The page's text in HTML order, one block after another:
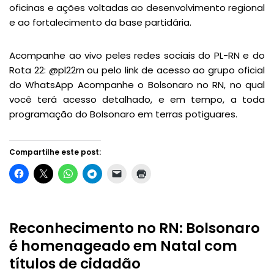
oficinas e ações voltadas ao desenvolvimento regional
e ao fortalecimento da base partidária.
Acompanhe ao vivo peles redes sociais do PL-RN e do
Rota 22: @pl22rn ou pelo link de acesso ao grupo oficial
do WhatsApp Acompanhe o Bolsonaro no RN, no qual
você terá acesso detalhado, e em tempo, a toda
programação do Bolsonaro em terras potiguares.
Compartilhe este post:
Reconhecimento no RN: Bolsonaro
é homenageado em Natal com
títulos de cidadão